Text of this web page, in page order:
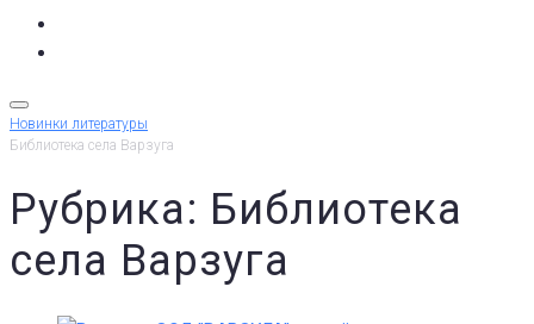
Новинки литературы
Библиотека села Варзуга
Рубрика: Библиотека
села Варзуга